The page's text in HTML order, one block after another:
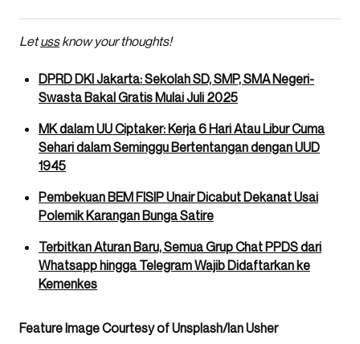
Letussknow your thoughts!
DPRD DKI Jakarta: Sekolah SD, SMP, SMA Negeri-
Swasta Bakal Gratis Mulai Juli 2025
MK dalam UU Ciptaker: Kerja 6 Hari Atau Libur Cuma
Sehari dalam Seminggu Bertentangan dengan UUD
1945
Pembekuan BEM FISIP Unair Dicabut Dekanat Usai
Polemik Karangan Bunga Satire
Terbitkan Aturan Baru, Semua Grup Chat PPDS dari
Whatsapp hingga Telegram Wajib Didaftarkan ke
Kemenkes
Feature Image Courtesy of Unsplash/Ian Usher